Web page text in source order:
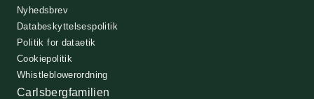
Nyhedsbrev
Databeskyttelsespolitik
Politik for dataetik
Cookiepolitik
Whistleblowerordning
Carlsbergfamilien